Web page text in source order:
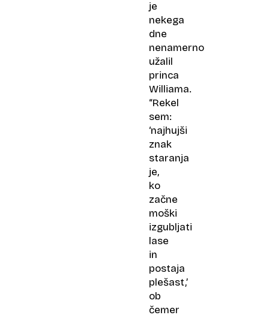
je
nekega
dne
nenamerno
užalil
princa
Williama.
“Rekel
sem:
‘najhujši
znak
staranja
je,
ko
začne
moški
izgubljati
lase
in
postaja
plešast,’
ob
čemer